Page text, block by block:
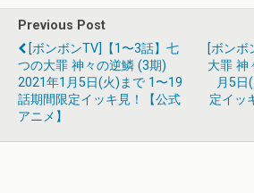
Previous Post
[ボンボンTV]【1〜3話】七
つの大罪 神々の逆鱗 (3期)
2021年1月5日(火)まで 1〜19
話期間限定イッキ見！【公式
アニメ】
[ボンボ
大罪 神
月5日
定イッ